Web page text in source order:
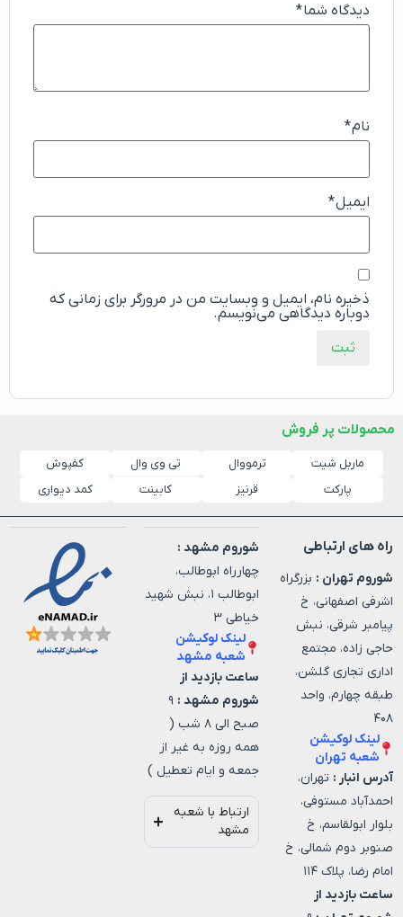
دیدگاه شما*
نام*
ایمیل*
ذخیره نام، ایمیل و وبسایت من در مرورگر برای زمانی که
دوباره دیدگاهی می‌نویسم.
محصولات پر فروش
ماربل شیت ترمووال تی وی وال
کفپوش
پارکت
قرنیز کابینت کمد دیواری
راه های ارتباطی
شوروم تهران : بزرگراه
اشرفی اصفهانی، خ
پیامبر شرقی، نبش
حاجی زاده، مجتمع
اداری تجاری گلشن،
طبقه چهارم، واحد
۴۰۸
لینک لوکیشن
شعبه تهران
آدرس انبار : تهران،
احمدآباد مستوفی،
بلوار ابولقاسم، خ
صنوبر دوم شمالی، خ
امام رضا، پلاک ۱۱۴
ساعت بازدید از
شوروم مشهد :
چهارراه ابوطالب،
ابوطالب ۱، نبش شهید
خیاطی ۳
لینک لوکیشن
شعبه مشهد
ساعت بازدید از
شوروم مشهد : ۹
صبح الی ۸ شب (
همه روزه به غیر از
جمعه و ایام تعطیل )
ارتباط با شعبه
مشهد